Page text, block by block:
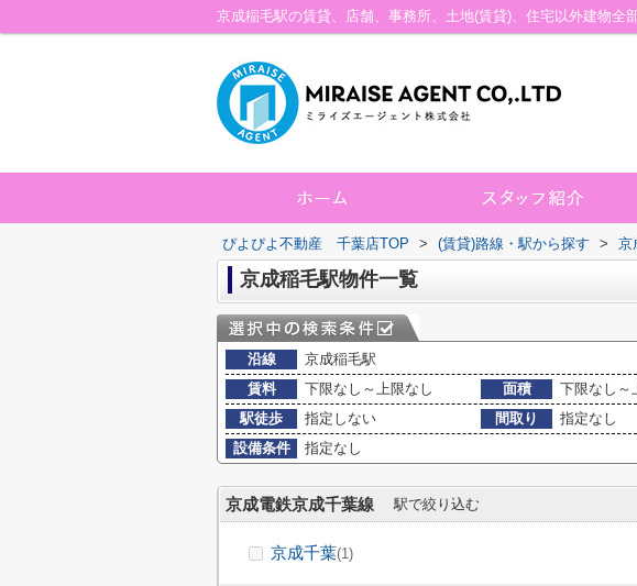
ぴよぴよ不動産 千葉店TOP > (賃貸)路線・駅から探す > 京
京成稲毛駅物件一覧
沿線
京成稲毛駅
賃料
下限なし～上限なし 面積 下限なし～
駅徒歩
指定しない 間取り
指定なし
設備条件
指定なし
京成電鉄京成千葉線 駅で絞り込む
京成千葉(1)